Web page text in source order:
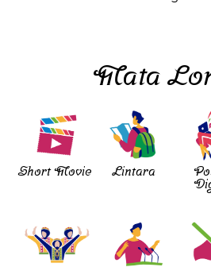
Mata
Short Movie Lintara